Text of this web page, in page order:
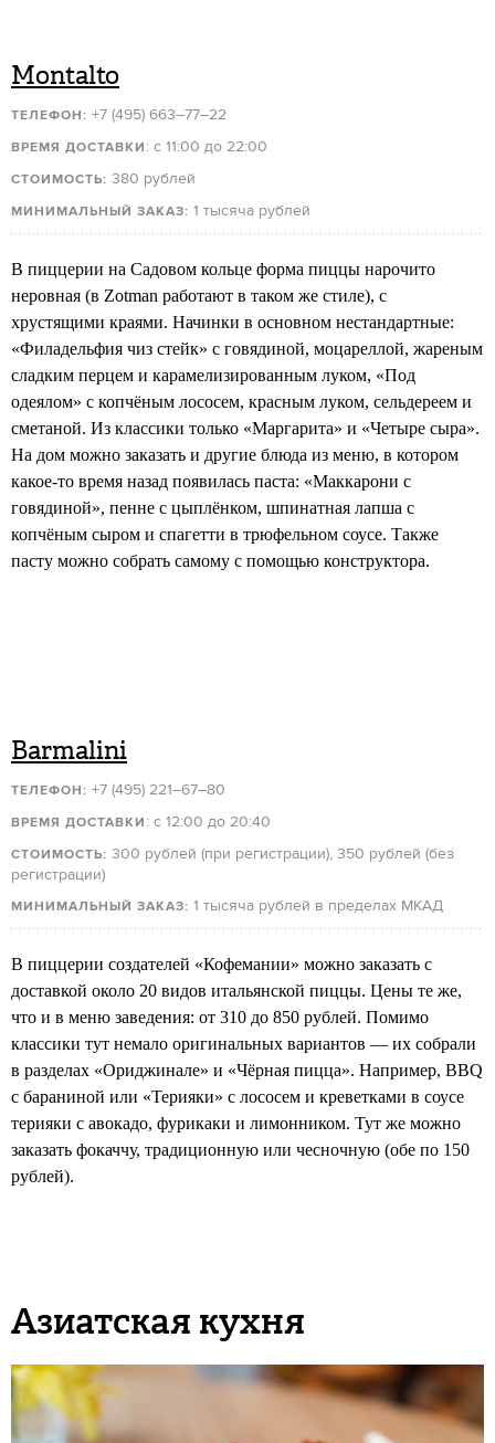
Montalto
ТЕЛЕФОН: +7 (495) 663–77–22
ВРЕМЯ ДОСТАВКИ : с 11:00 до 22:00
СТОИМОСТЬ: 380 рублей
МИНИМАЛЬНЫЙ ЗАКАЗ: 1 тысяча рублей
В пиццерии на Садовом кольце форма пиццы нарочито
неровная (в Zotman работают в таком же стиле), с
хрустящими краями. Начинки в основном нестандартные:
«Филадельфия чиз стейк» с говядиной, моцареллой, жареным
сладким перцем и карамелизированным луком, «Под
одеялом» с копчёным лососем, красным луком, сельдереем и
сметаной. Из классики только «Маргарита» и «Четыре сыра».
На дом можно заказать и другие блюда из меню, в котором
какое-то время назад появилась паста: «Маккарони с
говядиной», пенне с цыплёнком, шпинатная лапша с
копчёным сыром и спагетти в трюфельном соусе. Также
пасту можно собрать самому с помощью конструктора.
Barmalini
ТЕЛЕФОН: +7 (495) 221–67–80
ВРЕМЯ ДОСТАВКИ : с 12:00 до 20:40
СТОИМОСТЬ: 300 рублей (при регистрации), 350 рублей (без
регистрации)
МИНИМАЛЬНЫЙ ЗАКАЗ: 1 тысяча рублей в пределах МКАД
В пиццерии создателей «Кофемании» можно заказать с
доставкой около 20 видов итальянской пиццы. Цены те же,
что и в меню заведения: от 310 до 850 рублей. Помимо
классики тут немало оригинальных вариантов — их собрали
в разделах «Ориджинале» и «Чёрная пицца». Например, BBQ
с бараниной или «Терияки» с лососем и креветками в соусе
терияки с авокадо, фурикаки и лимонником. Тут же можно
заказать фокаччу, традиционную или чесночную (обе по 150
рублей).
Азиатская кухня